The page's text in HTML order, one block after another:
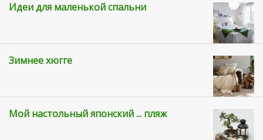
Идеи для маленькой спальни
Зимнее хюгге
Мой настольный японский ... пляж